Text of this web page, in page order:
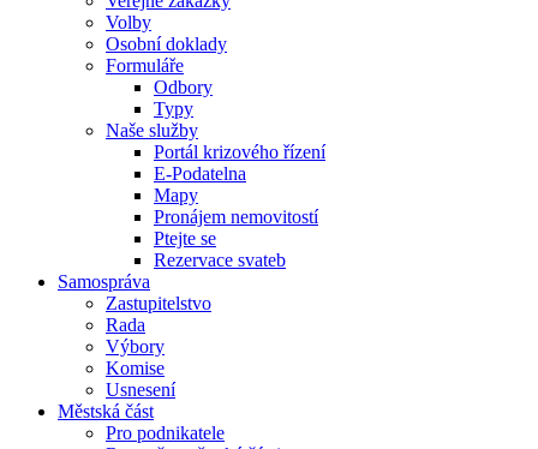
Volby
Osobní doklady
Formuláře
Odbory
Typy
Naše služby
Portál krizového řízení
E-Podatelna
Mapy
Pronájem nemovitostí
Ptejte se
Rezervace svateb
Samospráva
Zastupitelstvo
Rada
Výbory
Komise
Usnesení
Městská část
Pro podnikatele